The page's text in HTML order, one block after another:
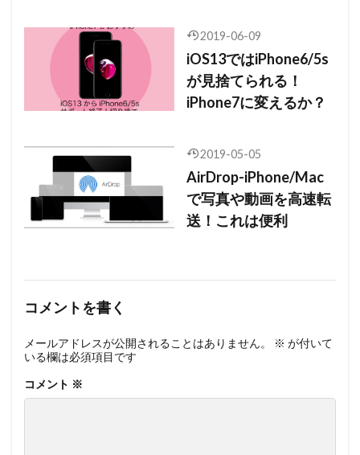
2019-06-09
iOS13ではiPhone6/5s
が見捨てられる！
iPhone7に変えるか？
2019-05-05
AirDrop-iPhone/Mac
で写真や動画を高速転
送！これは便利
コメントを書く
メールアドレスが公開されることはありません。 ※ が付いて
いる欄は必須項目です
コメント ※